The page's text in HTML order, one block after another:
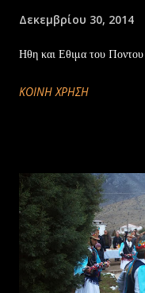
Δεκεμβρίου 30, 2014
Ηθη και Εθιμα του
ΚΟΙΝΉ ΧΡΉΣΗ